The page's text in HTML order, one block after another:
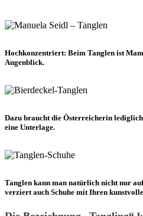
Hochkonzentriert: Beim Tanglen ist
Augenblick.
Dazu braucht die Österreicherin
eine Unterlage.
Tanglen kann man natürlich nicht nur
verziert auch Schuhe mit Ihren